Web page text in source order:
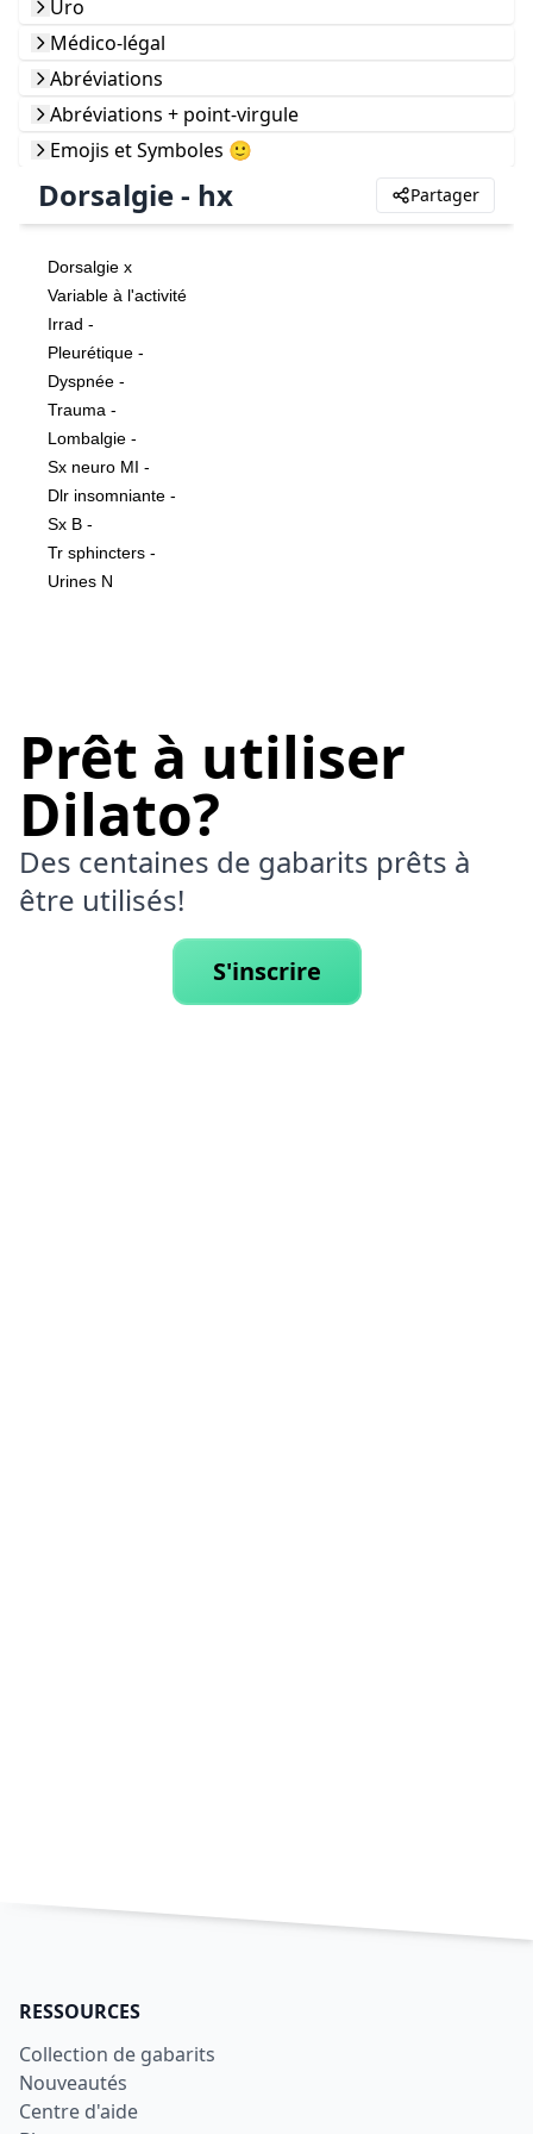
Uro
Médico-légal
Abréviations
Abréviations + point-virgule
Emojis et Symboles 🙂
Dorsalgie - hx Partager
Dorsalgie x
Variable à l'activité
Irrad -
Pleurétique -
Dyspnée -
Trauma -
Lombalgie -
Sx neuro MI -
Dlr insomniante -
Sx B -
Tr sphincters -
Urines N
Prêt à utiliser
Dilato?
Des centaines de gabarits prêts à
être utilisés!
S'inscrire
RESSOURCES
Collection de gabarits
Nouveautés
Centre d'aide